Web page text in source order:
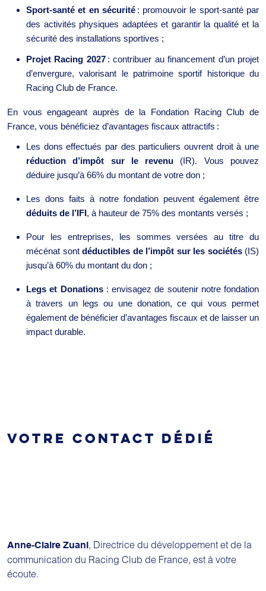
Sport-santé et en sécurité: promouvoir le sport-santé par
des activités physiques adaptées et garantir la qualité et la
sécurité des installations sportives ;
Projet Racing 2027: contribuer au financement d’un projet
d’envergure, valorisant le patrimoine sportif historique du
Racing Club de France.
En vous engageant auprès de la Fondation Racing Club de
France, vous bénéficiez d’avantages fiscaux attractifs :
Les dons effectués par des particuliers ouvrent droit à une
réduction d’impôt sur le revenu (IR). Vous pouvez
déduire jusqu’à 66% du montant de votre don ;
Les dons faits à notre fondation peuvent également être
déduits de l’IFI, à hauteur de 75% des montants versés ;
Pour les entreprises, les sommes versées au titre du
mécénat sont déductibles de l’impôt sur les sociétés(IS)
jusqu’à 60% du montant du don ;
Legs et Donations: envisagez de soutenir notre fondation
à travers un legs ou une donation, ce qui vous permet
également de bénéficier d’avantages fiscaux et de laisser un
impact durable.
VOTRE CONTACT DÉDIÉ
Anne-Claire Zuani, Directrice du développement et de la
communication du Racing Club de France, est à votre
écoute.